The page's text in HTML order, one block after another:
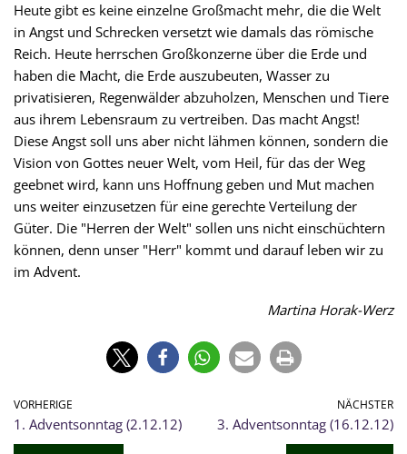
Heute gibt es keine einzelne Großmacht mehr, die die Welt
in Angst und Schrecken versetzt wie damals das römische
Reich. Heute herrschen Großkonzerne über die Erde und
haben die Macht, die Erde auszubeuten, Wasser zu
privatisieren, Regenwälder abzuholzen, Menschen und Tiere
aus ihrem Lebensraum zu vertreiben. Das macht Angst!
Diese Angst soll uns aber nicht lähmen können, sondern die
Vision von Gottes neuer Welt, vom Heil, für das der Weg
geebnet wird, kann uns Hoffnung geben und Mut machen
uns weiter einzusetzen für eine gerechte Verteilung der
Güter. Die "Herren der Welt" sollen uns nicht einschüchtern
können, denn unser "Herr" kommt und darauf leben wir zu
im Advent.
Martina Horak-Werz
VORHERIGE
1. Adventsonntag (2.12.12)
NÄCHSTER
3. Adventsonntag (16.12.12)